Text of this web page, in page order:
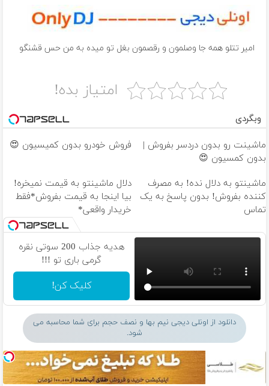
امیر تتلو همه جا وصلمون و رقصمون بغل تو میده به من حس قشنگو
امتیاز بده!
وبگردی
ماشینت رو بدون دردسر بفروش |
بدون کمسیون 😍
فروش خودرو بدون کمیسیون 😍
ماشینتو به دلال نده! به مصرف
کننده بفروش! بدون پاسخ به یک
تماس
دلال ماشینتو به قیمت نمیخره!
بیا اینجا به قیمت بفروش*فقط
خریدار واقعی*
هدیه جذاب 200 سوتی نقره
گرمی باری تو !!!
کلیک کن!
دانلود از اونلی دیجی نیم بها و نصف حجم برای شما محاسبه می
شود.